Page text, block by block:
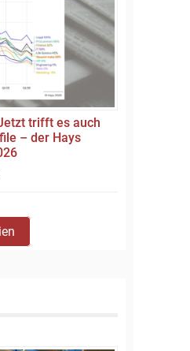
trifft es auch
– der Hays